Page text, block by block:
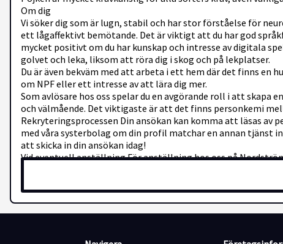
Om dig
Vi söker dig som är lugn, stabil och har stor förståelse för
ett lågaffektivt bemötande. Det är viktigt att du har god
mycket positivt om du har kunskap och intresse av digitala
golvet och leka, liksom att röra dig i skog och på lekplatser.
Du är även bekväm med att arbeta i ett hem där det finns en
om NPF eller ett intresse av att lära dig mer.
Som avlösare hos oss spelar du en avgörande roll i att skapa
och välmående. Det viktigaste är att det finns personkemi
Rekryteringsprocessen Din ansökan kan komma att läsas av
med våra systerbolag om din profil matchar en annan tjänst
att skicka in din ansökan idag!
Vid eventuell anställning För anställning hos oss på
anställning hos oss är att du som söker kan uppvisa giltig
enkelt ladda ned på Skatteverkets hemsida. På grund av
inte får utföras av minderåriga, måste du ha fyllt 18 år för att
Om du ska arbeta med barn och unga under 18 år krävs att